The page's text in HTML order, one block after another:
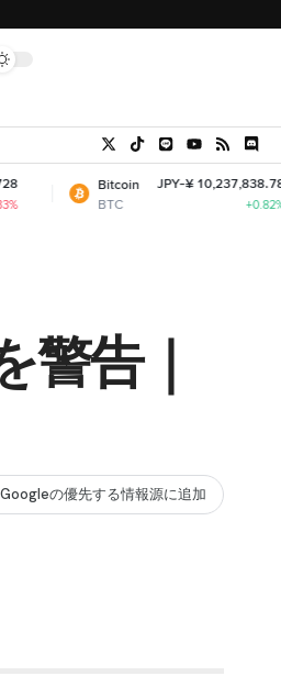
Bitcoin
BTC
JPY-¥ 10,237,838.78
告｜
Googleの優先する情報源に追加